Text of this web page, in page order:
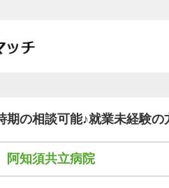
期の相談可能♪就業未経験
知須共立病院